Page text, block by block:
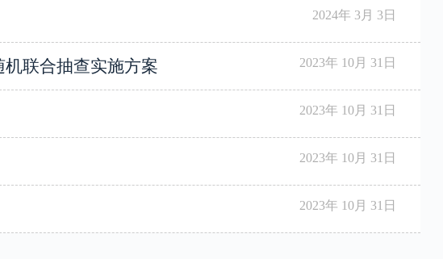
2024年 3月 3日
联合抽查实施方案 2023年 10月 31日
2023年 10月 31日
2023年 10月 31日
2023年 10月 31日